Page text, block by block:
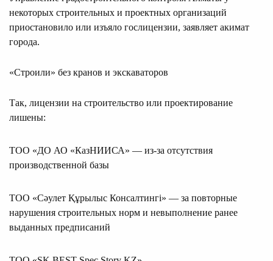
некоторых строительных и проектных организаций
приостановило или изъяло гослицензии, заявляет акимат
города.
«Строили» без кранов и экскаваторов
Так, лицензии на строительство или проектирование
лишены:
ТОО «ДО АО «КазНИИСА» — из-за отсутствия
производственной базы
ТОО «Сәулет Құрылыс Консалтингі» — за повторные
нарушения строительных норм и невыполнение ранее
выданных предписаний